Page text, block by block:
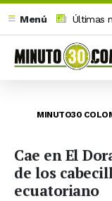
Menú
Últimas
MINUTO30
Cae en El
de los
ecuatoriano